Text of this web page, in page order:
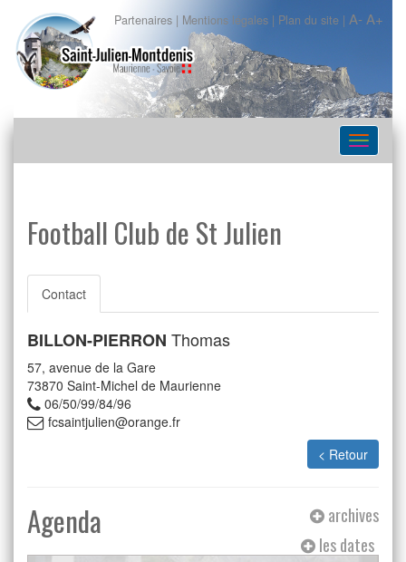
Partenaires | Mentions légales | Plan du site | A- A+
Football Club de St Julien
Contact
BILLON-PIERRON Thomas
57, avenue de la Gare
73870 Saint-Michel de Maurienne
06/50/99/84/96
fcsaintjulien@orange.fr
< Retour
Agenda
archives
les dates